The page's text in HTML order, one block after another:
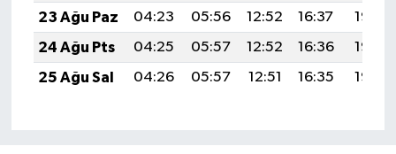
23 Ağu Paz
04:23 05:56 12:52 16:37
19:38
24 Ağu Pts
04:25 05:57 12:52 16:36
19:37
25 Ağu Sal
04:26 05:57 12:51 16:35 19:35